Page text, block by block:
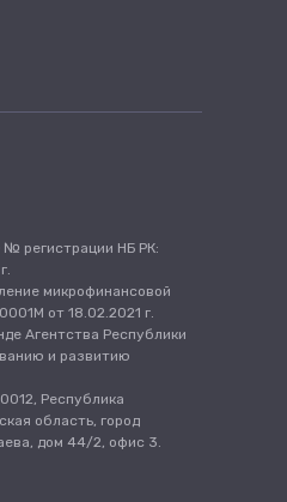
регистрации НБ РК:
микрофинансовой
от 18.02.2021 г.
Агентства Республики
и развитию
Республика
область, город
дом 44/2, офис 3.